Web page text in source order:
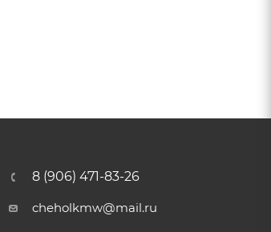
8 (906) 471-83-26
cheholkmw@mail.ru